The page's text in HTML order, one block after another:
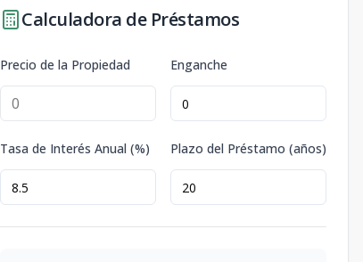
Calculadora de Préstamos
Precio de la Propiedad Enganche
Tasa de Interés Anual (%) Plazo del Préstamo (años)